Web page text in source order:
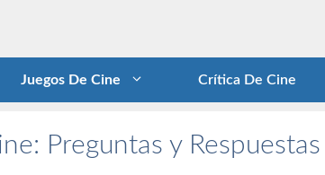
Juegos De Cine Crítica De Cine
Preguntas y